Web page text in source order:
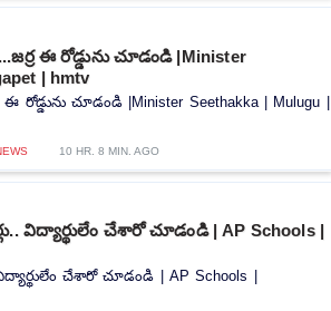
ఈ రోడ్డును చూడండి |Minister
| hmtv
రోడ్డును చూడండి |Minister Seethakka | Mulugu |
10 HR. 8 MIN. AGO
విద్యార్థులేం చేశారో చూడండి | AP Schools |
చేశారో చూడండి | AP Schools |